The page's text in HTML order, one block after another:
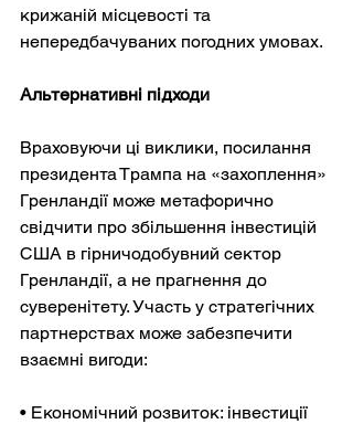
крижаній місцевості та
непередбачуваних погодних умовах.
Альтернативні підходи
Враховуючи ці виклики, посилання
президента Трампа на «захоплення»
Гренландії може метафорично
свідчити про збільшення інвестицій
США в гірничодобувний сектор
Гренландії, а не прагнення до
суверенітету. Участь у стратегічних
партнерствах може забезпечити
взаємні вигоди:
• Економічний розвиток: інвестиції